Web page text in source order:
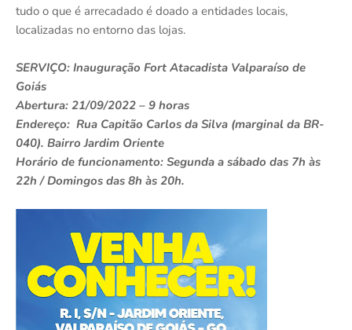
tudo o que é arrecadado é doado a entidades locais,
localizadas no entorno das lojas.
SERVIÇO: Inauguração Fort Atacadista Valparaíso de
Goiás
Abertura: 21/09/2022 – 9 horas
Endereço: Rua Capitão Carlos da Silva (marginal da BR-
040). Bairro Jardim Oriente
Horário de funcionamento: Segunda a sábado das 7h às
22h / Domingos das 8h às 20h.